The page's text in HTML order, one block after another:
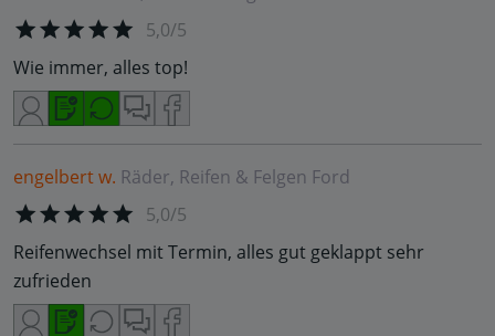
5,0/5
Wie immer, alles top!
engelbert w. Räder, Reifen & Felgen Ford
5,0/5
Reifenwechsel mit Termin, alles gut geklappt sehr
zufrieden